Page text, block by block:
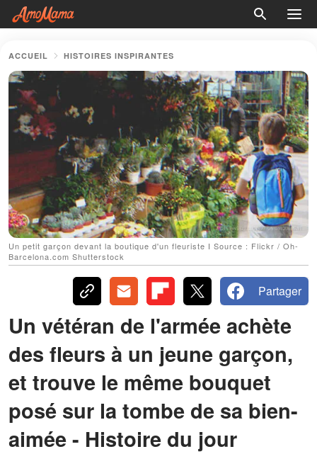
ACCUEIL HISTOIRES INSPIRANTES
Un petit garçon devant la boutique d'un fleuriste І Source : Flickr / Oh-
Barcelona.com Shutterstock
Partager
Un vétéran de l'armée achète
des fleurs à un jeune garçon,
et trouve le même bouquet
posé sur la tombe de sa bien-
aimée - Histoire du jour